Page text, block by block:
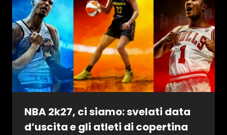
NBA 2k27, ci siamo: svelati data
d’uscita e gli atleti di copertina